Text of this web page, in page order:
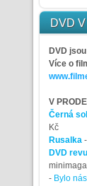
DVD
DVD
Více o
V
Černá
Kč
Rusalka-
DVD
- Bylo